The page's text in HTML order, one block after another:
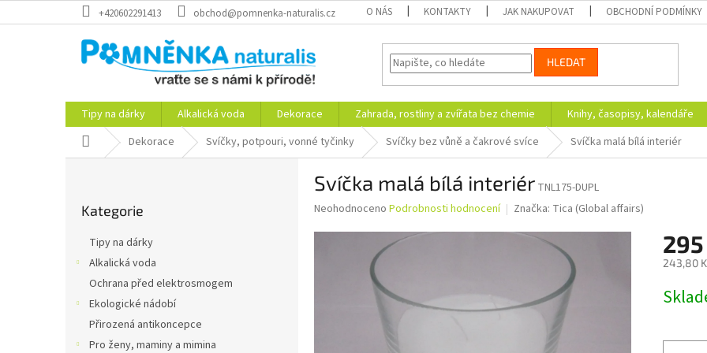
na
+420602291413 obchod@pomnenka-naturalis.cz O NÁS KONTAKTY JAK NAKUPOVAT OBCHODNÍ PODMÍNKY
HLEDAT
Tipy na dárky Alkalická voda Dekorace Zahrada, rostliny a zvířata bez chemie Knihy, časopisy, kalendáře
Domů Dekorace Svíčky, potpouri, vonné tyčinky Svíčky bez vůně a čakrové svíce Svíčka malá bílá interiér
kategorie
Kategorie
Tipy na dárky
Alkalická voda
Ochrana před elektrosmogem
Ekologické nádobí
Přirozená antikoncepce
Pro ženy, maminy a mimina
Svíčka malá bílá interiér TNL175-DUPL
Průměrné
Neohodnoceno Podrobnosti hodnocení Značka: Tica (Global affairs)
243,80
cena: